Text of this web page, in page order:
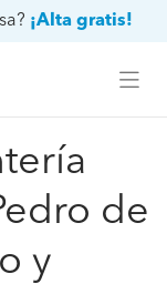
¡Alta gratis!
de
y